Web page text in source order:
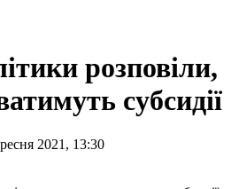
розповіли,
субсидії
2021, 13:30